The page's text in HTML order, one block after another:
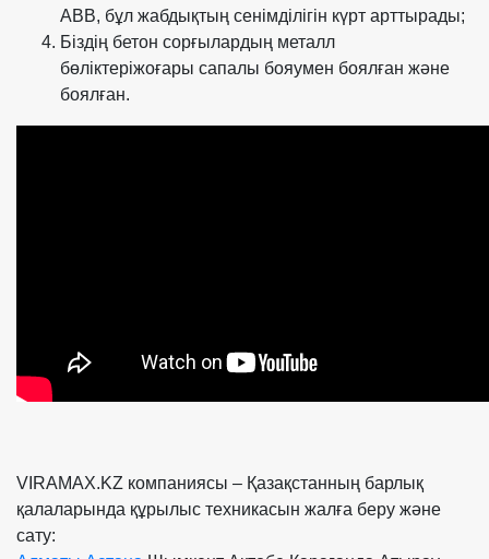
ABB, бұл жабдықтың сенімділігін күрт арттырады;
Біздің бетон сорғылардың металл
бөліктеріжоғары сапалы бояумен боялған және
боялған.
VIRAMAX.KZ компаниясы – Қазақстанның барлық
қалаларында құрылыс техникасын жалға беру және
сату: